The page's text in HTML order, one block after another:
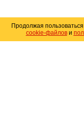
Продолжая
cookie-файлови